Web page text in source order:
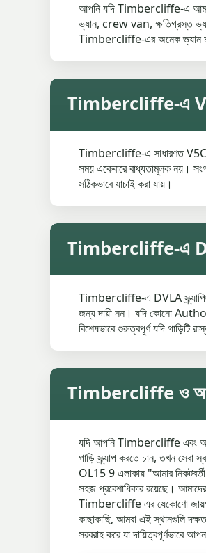
আপনি যদি Timbercliffe-এ আমার
ভ্যান, crew van, ক্ষতিগ্রস্ত ভ্যান
Timbercliffe-এর অনেক ভ্যান
Timbercliffe-এ V5C
Timbercliffe-এ সাধারণত V5C
সময় একেবারে বাধ্যতামূলক নয়।
সঠিকভাবে যাচাই করা যায়।
Timbercliffe-এ
Timbercliffe-এ DVLA স্ক্র্যাপিং
জন্য দায়ী নন। যদি কোনো
বিশেষভাবে গুরুত্বপূর্ণ যদি গাড়িটি
Timbercliffe ও
যদি আপনি Timbercliffe এবং
গাড়ি স্ক্র্যাপ করতে চান, তখন
OL15 9 এলাকায় "আমার
সহজ প্রবেশাধিকার রয়েছে।
Timbercliffe এর যেকোণো
কাছাকাছি, আমরা এই স্থানগুলি
সরবরাহ করে যা দায়িত্বপূর্ণভাবে